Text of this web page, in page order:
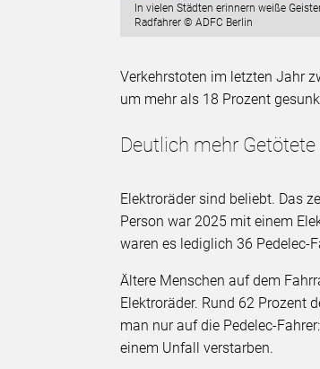
In vielen Städten erinnern weiße
Radfahrer © ADFC Berlin
Verkehrstoten im letzten Jahr
um mehr als 18 Prozent
Deutlich mehr
Elektroräder sind beliebt. Das
Person war 2025 mit einem
waren es lediglich 36 Pedelec-
Ältere Menschen auf dem
Elektroräder. Rund 62 Prozent
man nur auf die Pedelec-
einem Unfall verstarben.